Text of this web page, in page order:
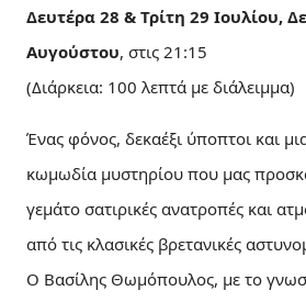
Δευτέρα 28 & Τρίτη 29 Ιουλίου,
Αυγούστου, στις 21:15
(Διάρκεια: 100 λεπτά με διάλειμμα)
Ένας φόνος, δεκαέξι ύποπτοι και
κωμωδία μυστηρίου που μας
γεμάτο σατιρικές ανατροπές και
από τις κλασικές βρετανικές
Ο Βασίλης Θωμόπουλος, με το